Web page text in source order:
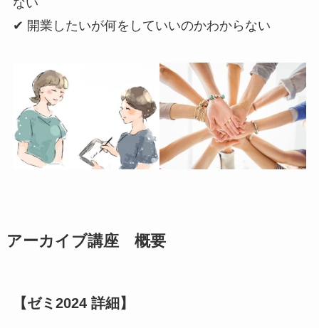
✔ 開業したいが何をしていいのかわからない
アーカイブ講座 概要
【ゼミ2024 詳細】